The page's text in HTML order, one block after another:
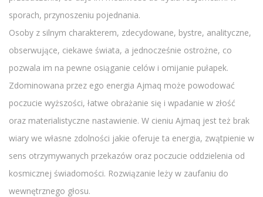
sporach, przynoszeniu pojednania.
Osoby z silnym charakterem, zdecydowane, bystre, analityczne,
obserwujące, ciekawe świata, a jednocześnie ostrożne, co
pozwala im na pewne osiąganie celów i omijanie pułapek.
Zdominowana przez ego energia Ajmaq może powodować
poczucie wyższości, łatwe obrażanie się i wpadanie w złość
oraz materialistyczne nastawienie. W cieniu Ajmaq jest też brak
wiary we własne zdolności jakie oferuje ta energia, zwątpienie w
sens otrzymywanych przekazów oraz poczucie oddzielenia od
kosmicznej świadomości. Rozwiązanie leży w zaufaniu do
wewnętrznego głosu.